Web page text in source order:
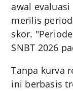
awal
merilis
skor.
SNBT 2026
Tanpa kurva
ini berbasis